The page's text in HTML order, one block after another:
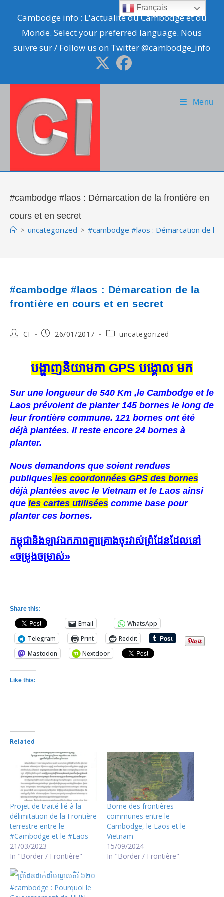
content
Cambodge info : L'actualité du Cambodge et du
Monde. Select your preferred language. Nous
suivre sur / Follow us on Twitter @cambodge_info
Menu
#cambodge #laos : Démarcation de la frontière en
cours et en secret
> uncategorized > #cambodge #laos : Démarcation de
#cambodge #laos : Démarcation de la
frontière en cours et en secret
PostCI
Post26/01/2017
Postuncategorized
បង្ហាញនិយាមកា GPS បង្គោល មក
Sur une longueur de 540 Km ,le Cambodge et le
Laos prévoient de planter 145 bornes le long de
leur frontière commune. 121 bornes ont été
déjà plantées. Il reste encore 24 bornes à
planter.
Nous demandons que soient rendues
publiques les coordonnées GPS des bornes
déjà plantées avec le Vietnam et le Laos ainsi
que les cartes utilisées comme base pour
planter ces bornes.
កម្ពុជានិងឡាវឯកភាពគ្នាគ្រោងចុះវាស់ព្រំដែនដែលនៅ
«ចម្រូងចម្រាស់»
Share this:
Email
WhatsApp
Telegram
Print
Reddit
Mastodon
Nextdoor
Like this:
Related
Projet de traité lié à la
délimitation de la Frontière
terrestre entre le
#Cambodge et le #Laos
21/03/2023
In "Border / Frontière"
Borne des frontières
communes entre le
Cambodge, le Laos et le
Vietnam
15/09/2024
In "Border / Frontière"
#cambodge : Pourquoi le
Français